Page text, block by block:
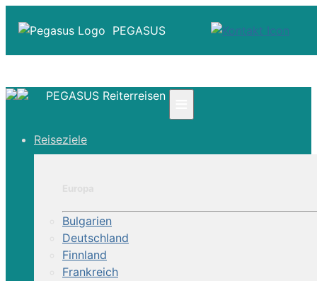
PEGASUS
☎ Deutschland 0800 - 505 18 01
Über Uns
PEGASUS Reiterreisen
Reiseziele
Bulgarien
Deutschland
Finnland
Frankreich